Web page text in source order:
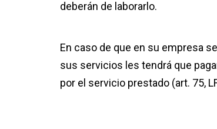
deberán de laborarlo.
En caso de que en su empresa
sus servicios les tendrá que
por el servicio prestado (art. 75,